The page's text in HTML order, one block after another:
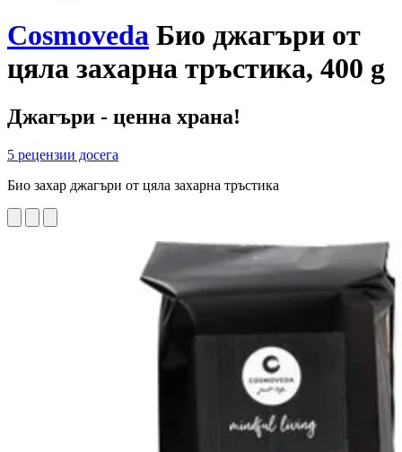
Cosmoveda Био джагъри от
цяла захарна тръстика, 400 g
Джагъри - ценна храна!
5 рецензии досега
Био захар джагъри от цяла захарна тръстика